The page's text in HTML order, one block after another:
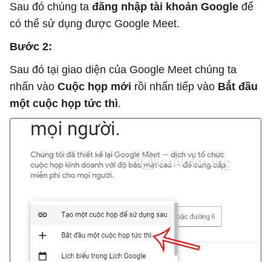
Sau đó chúng ta đăng nhập tài khoản Google để
có thể sử dụng được Google Meet.
Bước 2:
Sau đó tại giao diện của Google Meet chúng ta
nhấn vào Cuộc họp mới rồi nhấn tiếp vào Bắt đầu
một cuộc họp tức thì.